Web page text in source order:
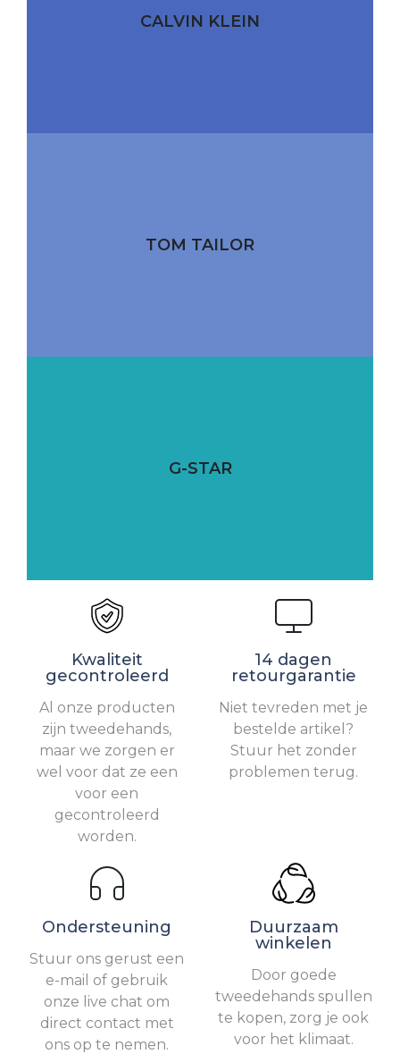
CALVIN KLEIN
TOM TAILOR
G-STAR
Kwaliteit
gecontroleerd
Al onze producten
zijn tweedehands,
maar we zorgen er
wel voor dat ze een
voor een
gecontroleerd
worden.
14 dagen
retourgarantie
Niet tevreden met je
bestelde artikel?
Stuur het zonder
problemen terug.
Ondersteuning
Stuur ons gerust een
e-mail of gebruik
onze live chat om
direct contact met
ons op te nemen.
Duurzaam
winkelen
Door goede
tweedehands spullen
te kopen, zorg je ook
voor het klimaat.